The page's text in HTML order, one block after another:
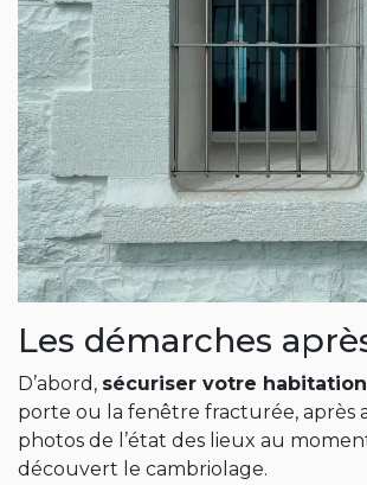
Les démarches
D’abord, sécuriser votre habitation
porte ou la fenêtre fracturée, après
photos de l’état des lieux au
découvert le cambriolage.